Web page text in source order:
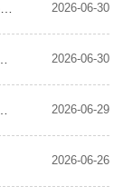
2026-06-30
2026-06-30
2026-06-29
2026-06-26